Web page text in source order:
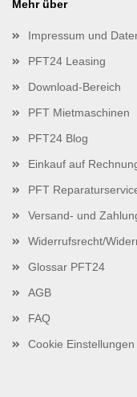
Mehr über
Impressum und
PFT24 Leasing
Download-Bereich
PFT Mietmaschinen
PFT24 Blog
Einkauf auf
PFT
Versand- und
Widerrufsrecht/
Glossar PFT24
AGB
FAQ
Cookie Einstellungen